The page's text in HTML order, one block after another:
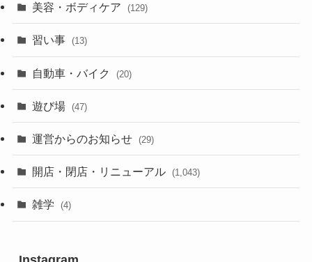
美容・ボディケア (129)
習い事 (13)
自動車・バイク (20)
遊び場 (47)
運営からのお知らせ (29)
開店・閉店・リニューアル (1,043)
雑学 (4)